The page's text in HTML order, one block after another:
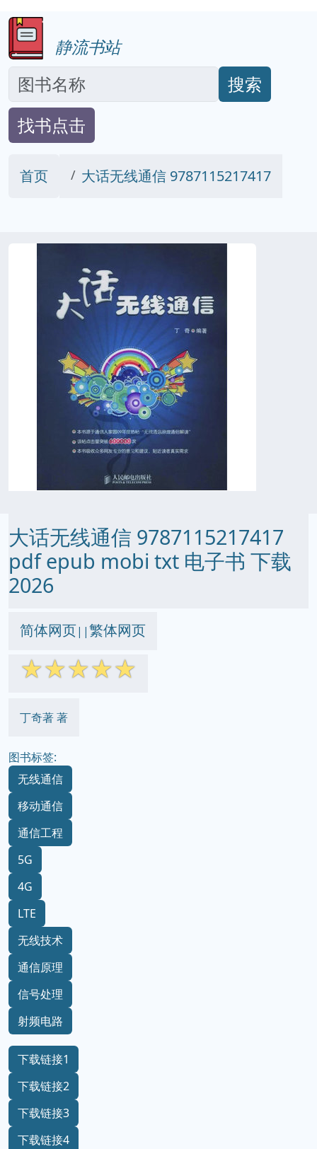
静流书站
搜索
找书点击
首页 大话无线通信 9787115217417
大话无线通信 9787115217417
pdf epub mobi txt 电子书 下载
2026
简体网页||繁体网页
☆☆☆☆☆
丁奇著 著
图书标签:
无线通信
移动通信
通信工程
5G
4G
LTE
无线技术
通信原理
信号处理
射频电路
下载链接1
下载链接2
下载链接3
下载链接4